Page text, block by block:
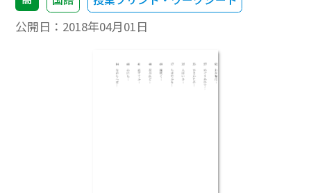
公開日： 2018年04月01日